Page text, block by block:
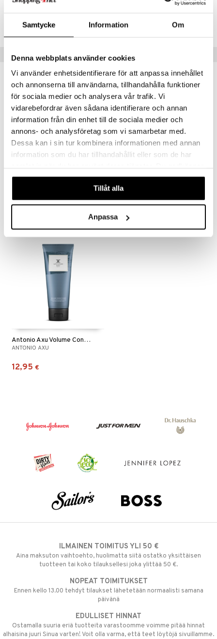
Samtycke Information Om
Denna webbplats använder cookies
Vi använder enhetsidentifierare för att anpassa innehållet
och annonserna till användarna, tillhandahålla funktioner
för sociala medier och analysera vår trafik. Vi
vidarebefordrar även sådana identifierare och annan
information från din enhet till de sociala medier och
annons- och analysföretag som vi samarbetar med.
Dessa kan i sin tur kombinera informationen med annan
information som du har tillhandahållit eller som de har
våra cookies vid fortsatt användande av vår webbplats.
Tillåt alla
Anpassa
CAA47-D9-200-XX-XX
Vinkkejä sinulle
Antonio Axu Hydrate Conditioner
12,95 €
Antonio Axu Repair Shampoo
ANTONIO AXU
12,95 €
Antonio Axu Volume Conditioner
ANTONIO AXU
12,95 €
& Ihonpuhdistus
ILMAINEN TOIMITUS YLI 50 €
Aina maksuton vaihtoehto, huolimatta siitä ostatko yksittäisen
tuotteen tai koko tilauksellesi joka ylittää 50 €.
NOPEAT TOIMITUKSET
Ennen kello 13.00 tehdyt tilaukset lähetetään normaalisti samana
päivänä
EDULLISET HINNAT
Ostamalla suuria eriä tuotteita varastoomme voimme pitää hinnat
alhaisina juuri Sinua varten! Voit olla varma, että teet löytöjä sivuillamme.